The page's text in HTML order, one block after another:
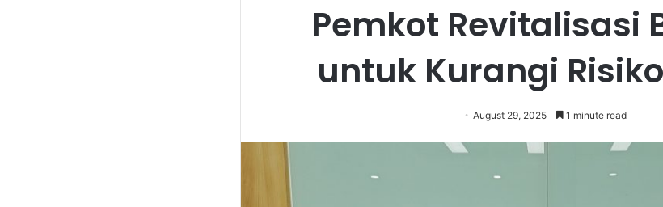
Pemkot Revitalisasi
untuk Kurangi
August 29, 2025 1 minute read